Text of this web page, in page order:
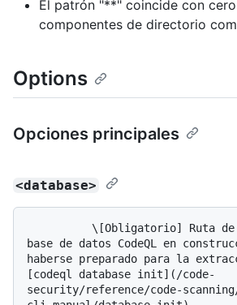
El patrón "**" coincide con
componentes de directorio
Options
Opciones principales
<database>
base de datos CodeQL en
haberse preparado para la
[codeql database init](/code-
security/reference/code-